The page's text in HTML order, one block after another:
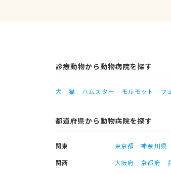
診療動物から動物病院を探す
犬 猫 ハムスター モルモット フ
都道府県から動物病院を探す
関東 東京都 神奈川県
関西
大阪府 京都府